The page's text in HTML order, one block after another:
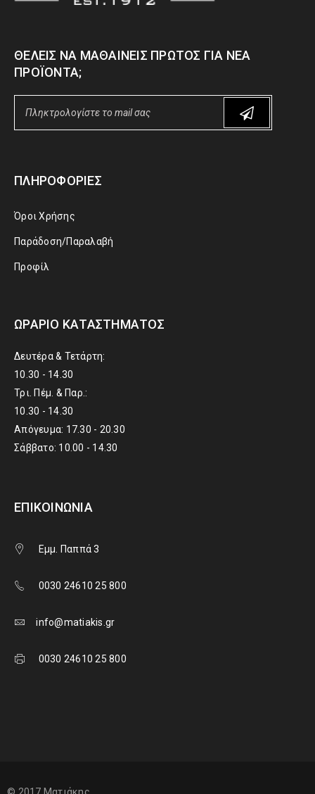
ΘΈΛΕΙΣ ΝΑ ΜΑΘΑΊΝΕΙΣ ΠΡΏΤΟΣ ΓΙΑ ΝΈΑ
ΠΡΟΪΌΝΤΑ;
ΠΛΗΡΟΦΟΡΊΕΣ
Όροι Χρήσης
Παράδοση/Παραλαβή
Προφίλ
ΩΡΆΡΙΟ ΚΑΤΑΣΤΉΜΑΤΟΣ
Δευτέρα & Τετάρτη:
10.30 - 14.30
Τρι. Πέμ. & Παρ.:
10.30 - 14.30
Απόγευμα: 17.30 - 20.30
Σάββατο: 10.00 - 14.30
ΕΠΙΚΟΙΝΩΝΊΑ
Εμμ. Παππά 3
0030 24610 25 800
info@matiakis.gr
0030 24610 25 800